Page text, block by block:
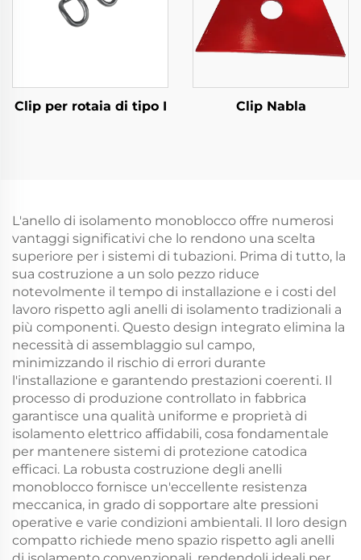
Clip per rotaia di tipo I Clip Nabla
L'anello di isolamento monoblocco offre numerosi
vantaggi significativi che lo rendono una scelta
superiore per i sistemi di tubazioni. Prima di tutto, la
sua costruzione a un solo pezzo riduce
notevolmente il tempo di installazione e i costi del
lavoro rispetto agli anelli di isolamento tradizionali a
più componenti. Questo design integrato elimina la
necessità di assemblaggio sul campo,
minimizzando il rischio di errori durante
l'installazione e garantendo prestazioni coerenti. Il
processo di produzione controllato in fabbrica
garantisce una qualità uniforme e proprietà di
isolamento elettrico affidabili, cosa fondamentale
per mantenere sistemi di protezione catodica
efficaci. La robusta costruzione degli anelli
monoblocco fornisce un'eccellente resistenza
meccanica, in grado di sopportare alte pressioni
operative e varie condizioni ambientali. Il loro design
compatto richiede meno spazio rispetto agli anelli